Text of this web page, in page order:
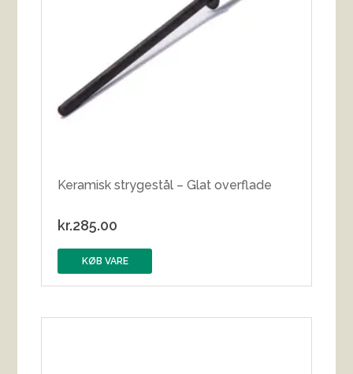
Keramisk strygestål – Glat overflade
kr.285.00
KØB VARE